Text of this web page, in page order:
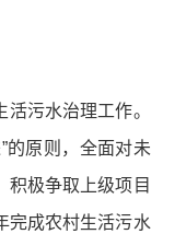
活污水治理工作。
的原则，全面对未
积极争取上级项目
完成农村生活污水